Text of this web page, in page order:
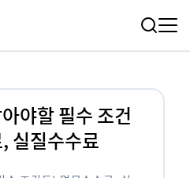
야할 필수 조건
실질수수료